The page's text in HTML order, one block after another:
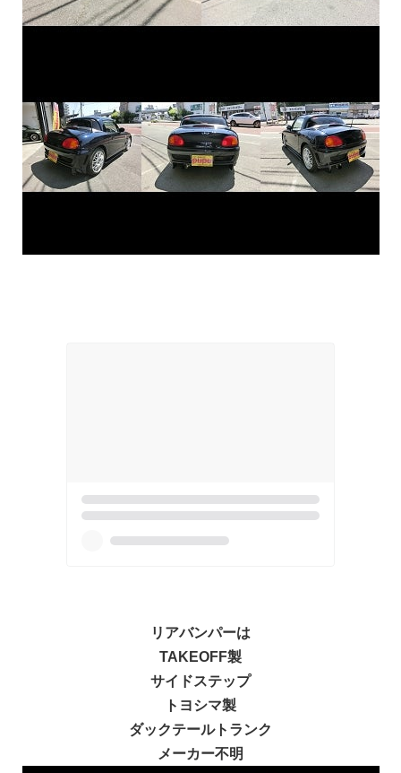
リアバンパーは
TAKEOFF製
サイドステップ
トヨシマ製
ダックテールトランク
メーカー不明